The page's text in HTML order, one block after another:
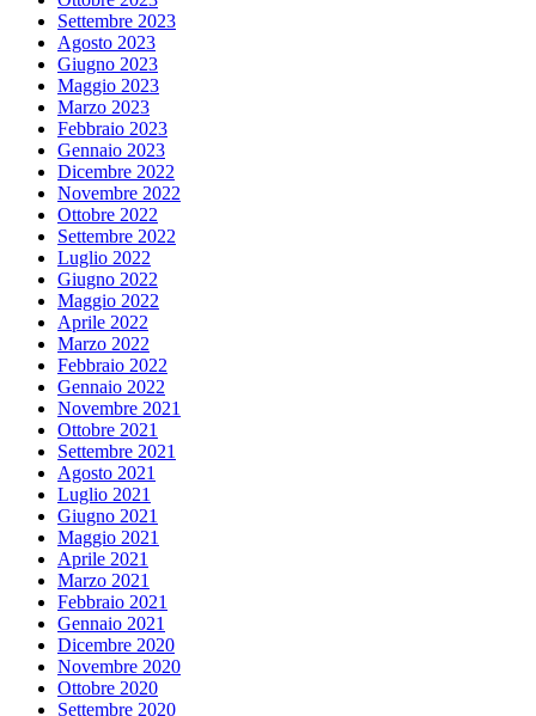
Settembre 2023
Agosto 2023
Giugno 2023
Maggio 2023
Marzo 2023
Febbraio 2023
Gennaio 2023
Dicembre 2022
Novembre 2022
Ottobre 2022
Settembre 2022
Luglio 2022
Giugno 2022
Maggio 2022
Aprile 2022
Marzo 2022
Febbraio 2022
Gennaio 2022
Novembre 2021
Ottobre 2021
Settembre 2021
Agosto 2021
Luglio 2021
Giugno 2021
Maggio 2021
Aprile 2021
Marzo 2021
Febbraio 2021
Gennaio 2021
Dicembre 2020
Novembre 2020
Ottobre 2020
Settembre 2020